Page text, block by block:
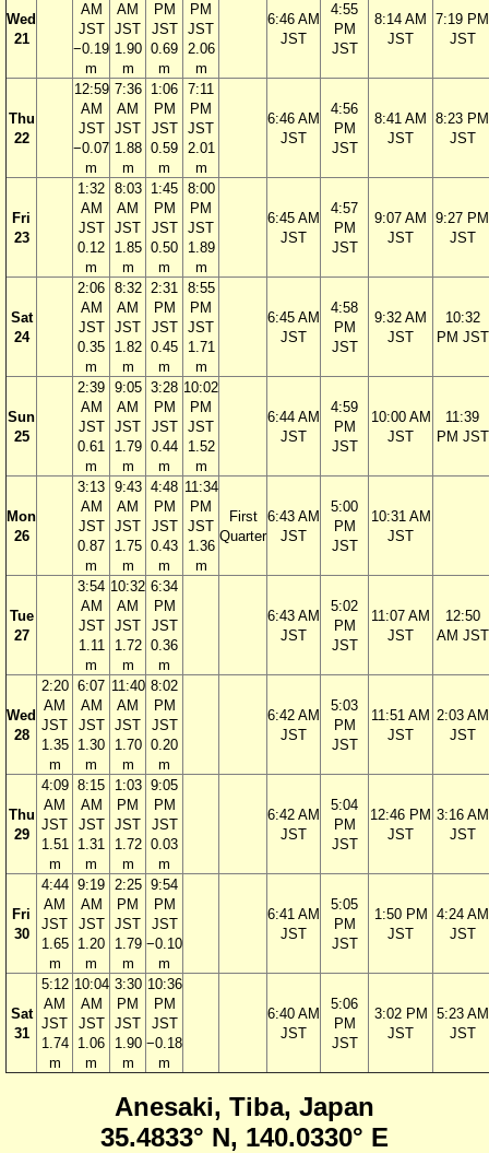
Wed
21
AM
JST
−0.19
m
AM
JST
1.90
m
PM
JST
0.69
m
PM
JST
2.06
m
6:46 AM
JST
4:55
PM
JST
8:14 AM
JST
7:19 PM
JST
Thu
22
12:59
AM
JST
−0.07
m
7:36
AM
JST
1.88
m
1:06
PM
JST
0.59
m
7:11
PM
JST
2.01
m
6:46 AM
JST
4:56
PM
JST
8:41 AM
JST
8:23 PM
JST
Fri
23
1:32
AM
JST
0.12
m
8:03
AM
JST
1.85
m
1:45
PM
JST
0.50
m
8:00
PM
JST
1.89
m
6:45 AM
JST
4:57
PM
JST
9:07 AM
JST
9:27 PM
JST
Sat
24
2:06
AM
JST
0.35
m
8:32
AM
JST
1.82
m
2:31
PM
JST
0.45
m
8:55
PM
JST
1.71
m
6:45 AM
JST
4:58
PM
JST
9:32 AM
JST
10:32
PM JST
Sun
25
2:39
AM
JST
0.61
m
9:05
AM
JST
1.79
m
3:28
PM
JST
0.44
m
10:02
PM
JST
1.52
m
6:44 AM
JST
4:59
PM
JST
10:00 AM
JST
11:39
PM JST
Mon
26
3:13
AM
JST
0.87
m
9:43
AM
JST
1.75
m
4:48
PM
JST
0.43
m
11:34
PM
JST
1.36
m
First
Quarter
6:43 AM
JST
5:00
PM
JST
10:31 AM
JST
Tue
27
3:54
AM
JST
1.11
m
10:32
AM
JST
1.72
m
6:34
PM
JST
0.36
m
6:43 AM
JST
5:02
PM
JST
11:07 AM
JST
12:50
AM JST
Wed
28
2:20
AM
JST
1.35
m
6:07
AM
JST
1.30
m
11:40
AM
JST
1.70
m
8:02
PM
JST
0.20
m
6:42 AM
JST
5:03
PM
JST
11:51 AM
JST
2:03 AM
JST
Thu
29
4:09
AM
JST
1.51
m
8:15
AM
JST
1.31
m
1:03
PM
JST
1.72
m
9:05
PM
JST
0.03
m
6:42 AM
JST
5:04
PM
JST
12:46 PM
JST
3:16 AM
JST
Fri
30
4:44
AM
JST
1.65
m
9:19
AM
JST
1.20
m
2:25
PM
JST
1.79
m
9:54
PM
JST
−0.10
m
6:41 AM
JST
5:05
PM
JST
1:50 PM
JST
4:24 AM
JST
Sat
31
5:12
AM
JST
1.74
m
10:04
AM
JST
1.06
m
3:30
PM
JST
1.90
m
10:36
PM
JST
−0.18
m
6:40 AM
JST
5:06
PM
JST
3:02 PM
JST
5:23 AM
JST
Anesaki, Tiba, Japan
35.4833° N, 140.0330° E